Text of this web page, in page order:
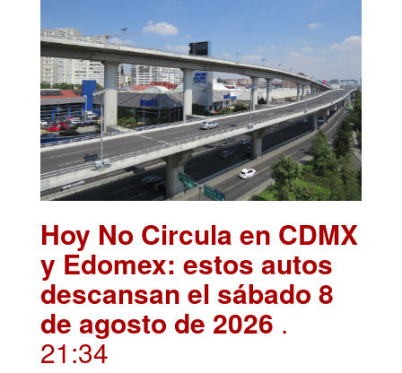
Hoy No Circula en CDMX
y Edomex: estos autos
descansan el sábado 8
de agosto de 2026 .
21:34